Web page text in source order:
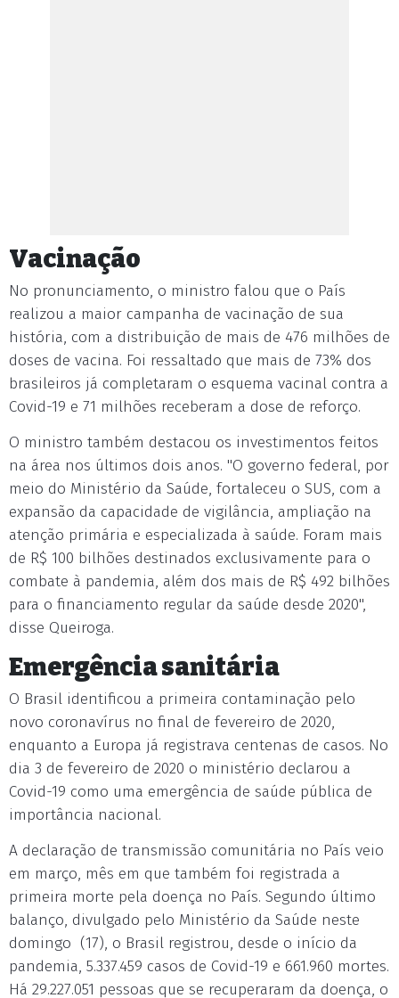
Vacinação
No pronunciamento, o ministro falou que o País
realizou a maior campanha de vacinação de sua
história, com a distribuição de mais de 476 milhões de
doses de vacina. Foi ressaltado que mais de 73% dos
brasileiros já completaram o esquema vacinal contra a
Covid-19 e 71 milhões receberam a dose de reforço.
O ministro também destacou os investimentos feitos
na área nos últimos dois anos. "O governo federal, por
meio do Ministério da Saúde, fortaleceu o SUS, com a
expansão da capacidade de vigilância, ampliação na
atenção primária e especializada à saúde. Foram mais
de R$ 100 bilhões destinados exclusivamente para o
combate à pandemia, além dos mais de R$ 492 bilhões
para o financiamento regular da saúde desde 2020",
disse Queiroga.
Emergência sanitária
O Brasil identificou a primeira contaminação pelo
novo coronavírus no final de fevereiro de 2020,
enquanto a Europa já registrava centenas de casos. No
dia 3 de fevereiro de 2020 o ministério declarou a
Covid-19 como uma emergência de saúde pública de
importância nacional.
A declaração de transmissão comunitária no País veio
em março, mês em que também foi registrada a
primeira morte pela doença no País. Segundo último
balanço, divulgado pelo Ministério da Saúde neste
domingo (17), o Brasil registrou, desde o início da
pandemia, 5.337.459 casos de Covid-19 e 661.960 mortes.
Há 29.227.051 pessoas que se recuperaram da doença, o